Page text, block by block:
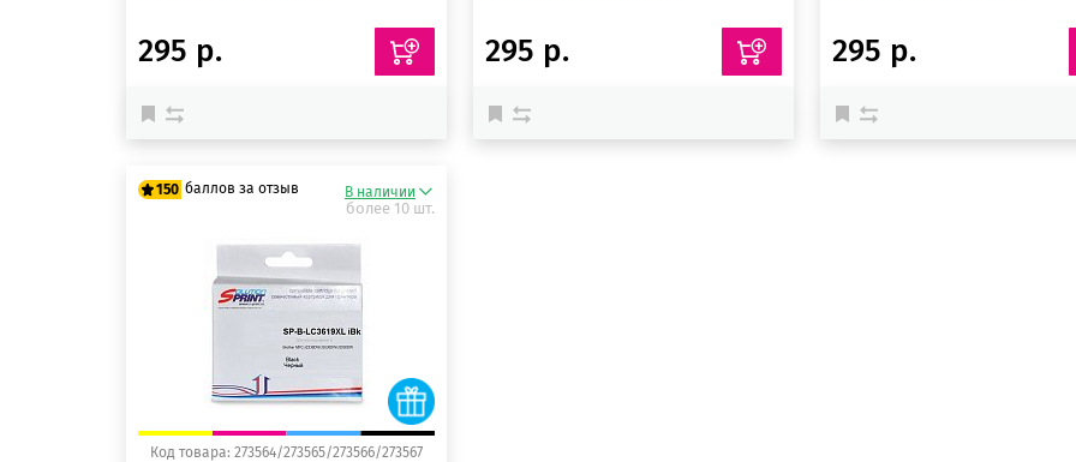
295 р. 295 р. 295 р.
150 баллов за отзыв
150 баллов
В наличии
более 10 шт.
Код товара: 273564/273565/273566/273567